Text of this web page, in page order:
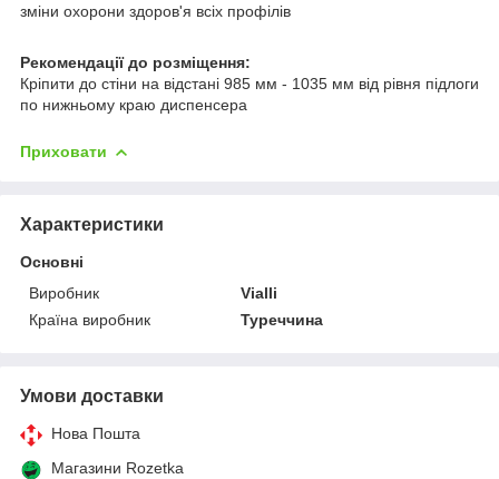
зміни охорони здоров'я всіх профілів
Рекомендації до розміщення:
Кріпити до стіни на відстані 985 мм - 1035 мм від рівня підлоги
по нижньому краю диспенсера
Приховати
Характеристики
Основні
Виробник
Vialli
Країна виробник
Туреччина
Умови доставки
Нова Пошта
Магазини Rozetka